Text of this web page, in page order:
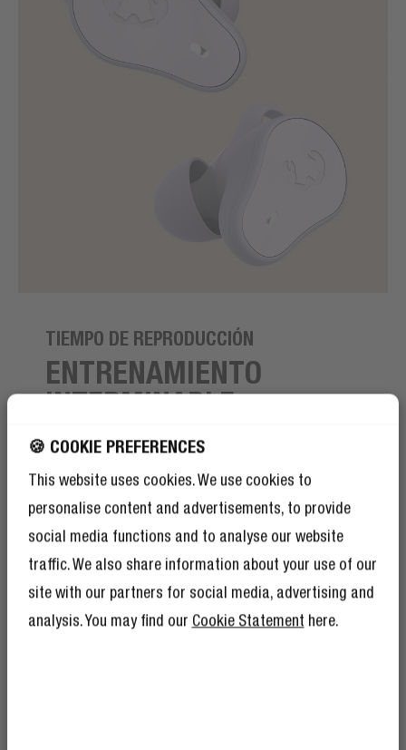
🍪 COOKIE PREFERENCES
This website uses cookies. We use cookies to
personalise content and advertisements, to provide
social media functions and to analyse our website
traffic. We also share information about your use of our
site with our partners for social media, advertising and
analysis. You may find our Cookie Statement here.
TIEMPO DE REPRODUCCIÓN
ENTRENAMIENTO
INTERMINABLE
Puedes utilizar los Twins Move durante todo un maratón
-o dos si eres muy rápido ;) - sin tener que cargarlos.
sola carga y con la caja de carga tendrás 24 horas más
de autonomía, lo que hace que la autonomía total de los
Twins Move sea de 30 horas.